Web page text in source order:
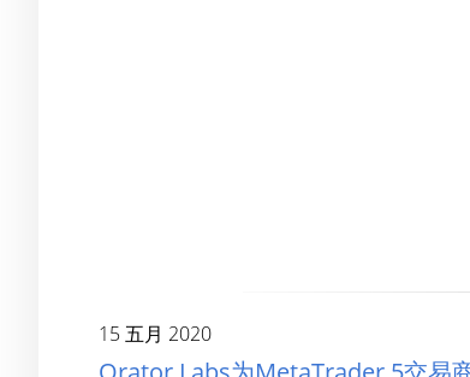
15 五月 2020